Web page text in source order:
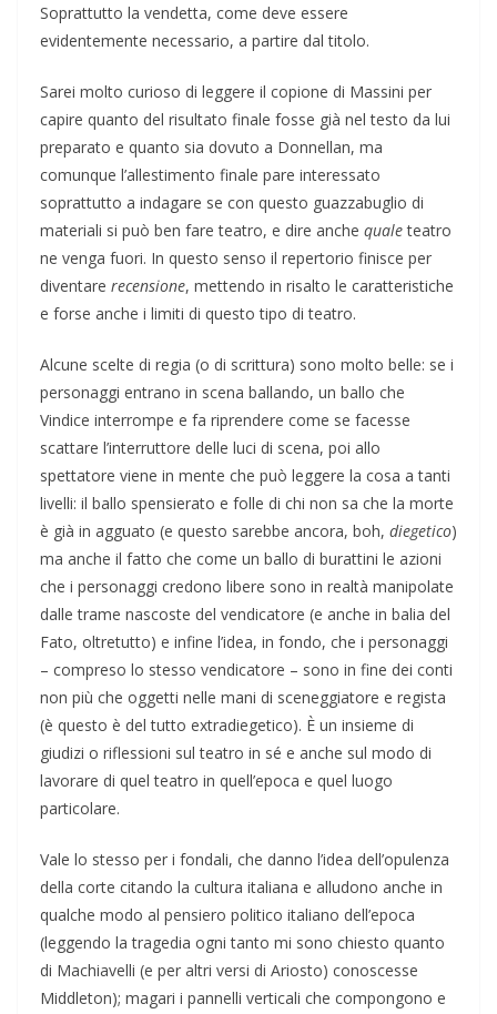
Soprattutto la vendetta, come deve essere
evidentemente necessario, a partire dal titolo.
Sarei molto curioso di leggere il copione di Massini per
capire quanto del risultato finale fosse già nel testo da lui
preparato e quanto sia dovuto a Donnellan, ma
comunque l’allestimento finale pare interessato
soprattutto a indagare se con questo guazzabuglio di
materiali si può ben fare teatro, e dire anche qualeteatro
ne venga fuori. In questo senso il repertorio finisce per
diventare recensione, mettendo in risalto le caratteristiche
e forse anche i limiti di questo tipo di teatro.
Alcune scelte di regia (o di scrittura) sono molto belle: se i
personaggi entrano in scena ballando, un ballo che
Vindice interrompe e fa riprendere come se facesse
scattare l’interruttore delle luci di scena, poi allo
spettatore viene in mente che può leggere la cosa a tanti
livelli: il ballo spensierato e folle di chi non sa che la morte
è già in agguato (e questo sarebbe ancora, boh, diegetico)
ma anche il fatto che come un ballo di burattini le azioni
che i personaggi credono libere sono in realtà manipolate
dalle trame nascoste del vendicatore (e anche in balia del
Fato, oltretutto) e infine l’idea, in fondo, che i personaggi
– compreso lo stesso vendicatore – sono in fine dei conti
non più che oggetti nelle mani di sceneggiatore e regista
(è questo è del tutto extradiegetico). È un insieme di
giudizi o riflessioni sul teatro in sé e anche sul modo di
lavorare di quel teatro in quell’epoca e quel luogo
particolare.
Vale lo stesso per i fondali, che danno l’idea dell’opulenza
della corte citando la cultura italiana e alludono anche in
qualche modo al pensiero politico italiano dell’epoca
(leggendo la tragedia ogni tanto mi sono chiesto quanto
di Machiavelli (e per altri versi di Ariosto) conoscesse
Middleton); magari i pannelli verticali che compongono e